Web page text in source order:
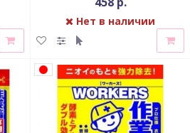
Нет в наличии